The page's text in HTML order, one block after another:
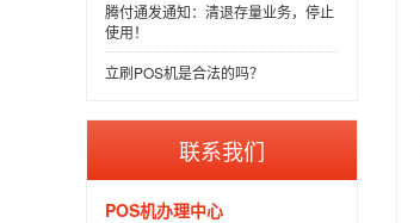
腾付通发通知：清退存量业务，停止
使用！
立刷POS机是合法的吗？
联系我们
POS机办理中心